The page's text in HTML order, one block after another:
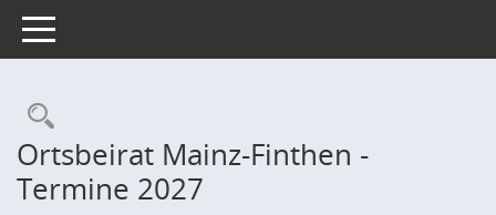
Toggle navigation
Rechercheauswahl
Ortsbeirat Mainz-Finthen -
Termine 2027